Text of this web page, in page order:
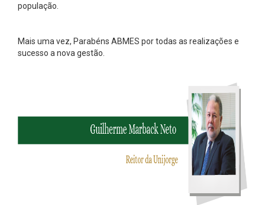
população.
Mais uma vez, Parabéns ABMES por todas as realizações e
sucesso a nova gestão.